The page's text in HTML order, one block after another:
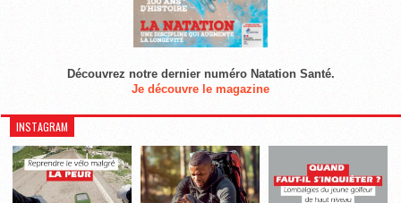
Découvrez notre dernier numéro Natation Santé.
Je découvre le magazine
INSTAGRAM